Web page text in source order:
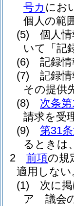
号カ にお
個人の範
(5)
個人
いて「記
(6)
記録
(7)
記録
その提供
(8)
次条
請求を受
(9)
第31
るときは
2
前項の規
適用しない
(1)
次に
ア
議会